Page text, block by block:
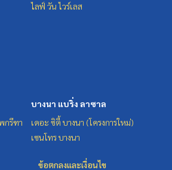
ไลฟ์ วัน ไวร์เลส
กรีฑา
บางนา แบริ่ง ลาซาล
เดอะ ซิตี้ บางนา (โครงการใหม่)
เซนโทร บางนา
ข้อตกลงและเงื่อนไข